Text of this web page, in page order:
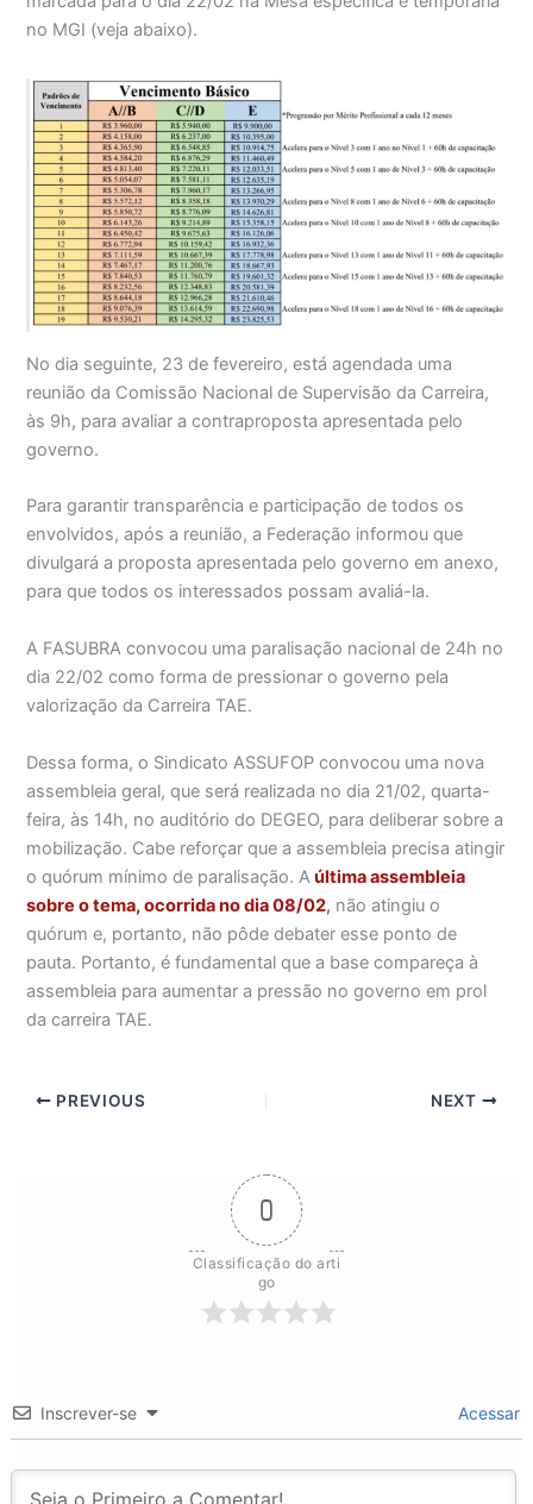
no MGI (veja abaixo).
No dia seguinte, 23 de fevereiro, está agendada uma
reunião da Comissão Nacional de Supervisão da Carreira,
às 9h, para avaliar a contraproposta apresentada pelo
governo.
Para garantir transparência e participação de todos os
envolvidos, após a reunião, a Federação informou que
divulgará a proposta apresentada pelo governo em anexo,
para que todos os interessados possam avaliá-la.
A FASUBRA convocou uma paralisação nacional de 24h no
dia 22/02 como forma de pressionar o governo pela
valorização da Carreira TAE.
Dessa forma, o Sindicato ASSUFOP convocou uma nova
assembleia geral, que será realizada no dia 21/02, quarta-
feira, às 14h, no auditório do DEGEO, para deliberar sobre a
mobilização. Cabe reforçar que a assembleia precisa atingir
o quórum mínimo de paralisação. Aúltima assembleia
sobre o tema, ocorrida no dia 08/02, não atingiu o
quórum e, portanto, não pôde debater esse ponto de
pauta. Portanto, é fundamental que a base compareça à
assembleia para aumentar a pressão no governo em prol
da carreira TAE.
PREVIOUS NEXT
0
Classificação do arti
go
Inscrever-se Acessar